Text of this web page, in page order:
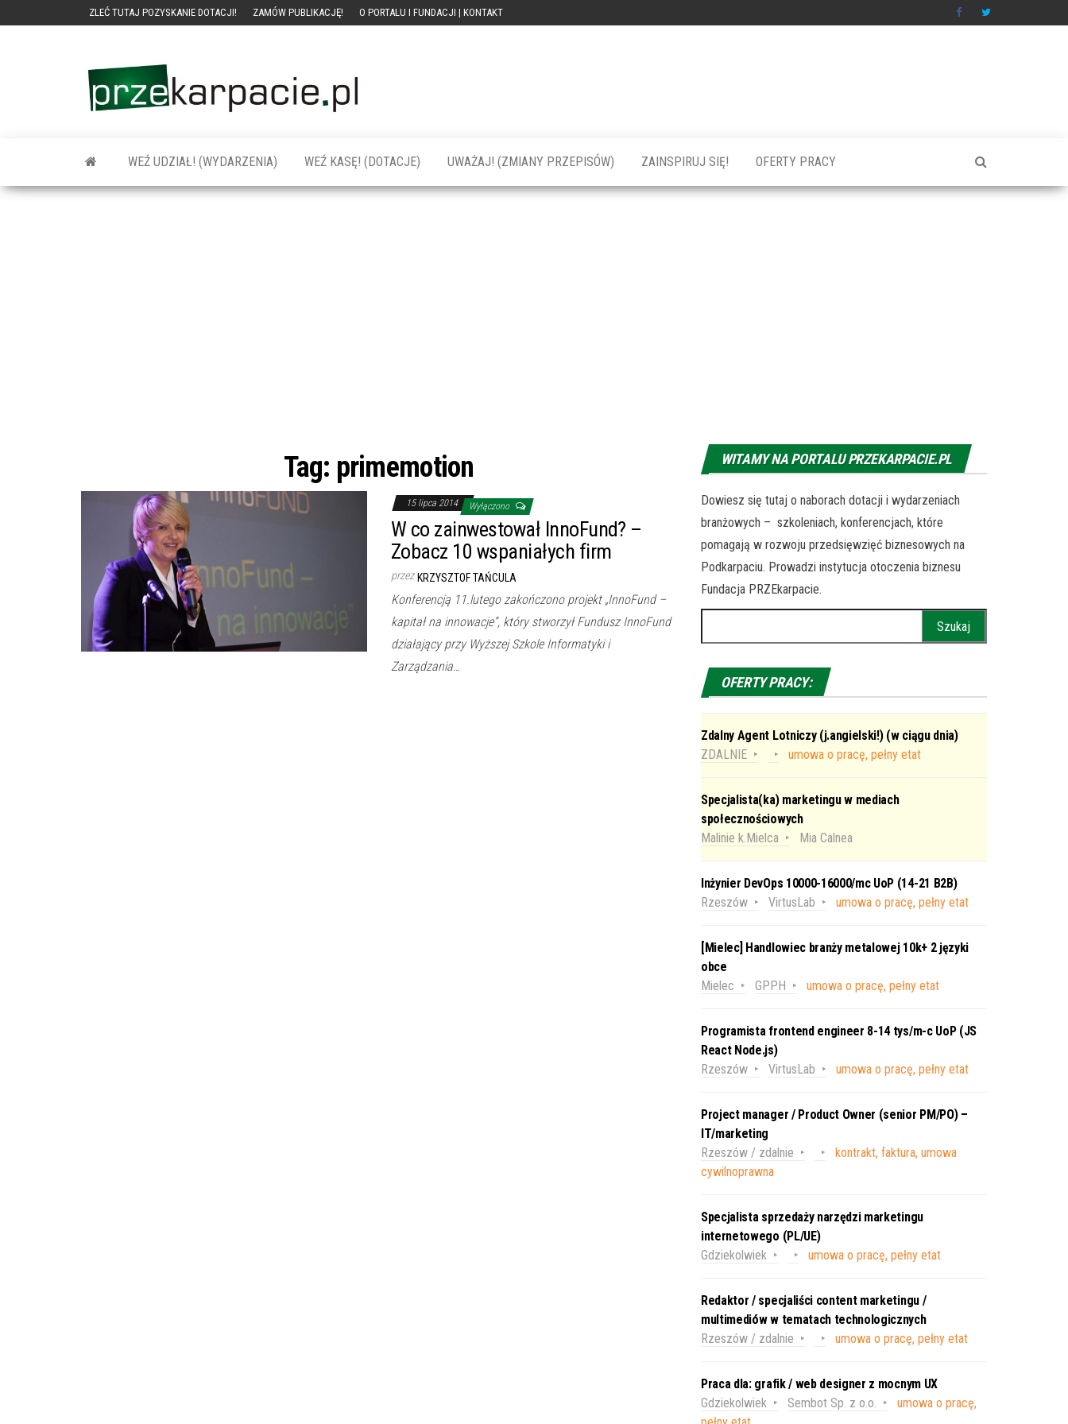
ZLEĆ TUTAJ POZYSKANIE DOTACJI! ZAMÓW PUBLIKACJĘ! O PORTALU I FUNDACJI | KONTAKT
szkolenia dla
firm
WEŹ UDZIAŁ! (WYDARZENIA) WEŹ KASĘ! (DOTACJE) UWAŻAJ! (ZMIANY PRZEPISÓW) ZAINSPIRUJ SIĘ! OFERTY PRACY
Tag: primemotion
15 lipca 2014 Wyłączono
W co zainwestował InnoFund? –
Zobacz 10 wspaniałych firm
przez KRZYSZTOF TAŃCULA
Konferencją 11.lutego zakończono projekt „InnoFund –
kapitał na innowacje”, który stworzył Fundusz InnoFund
działający przy Wyższej Szkole Informatyki i
Zarządzania…
WITAMY NA PORTALU PRZEKARPACIE.PL
Dowiesz się tutaj o naborach dotacji i wydarzeniach
branżowych – szkoleniach, konferencjach, które
pomagają w rozwoju przedsięwzięć biznesowych na
Podkarpaciu. Prowadzi instytucja otoczenia biznesu
Fundacja PRZEkarpacie.
OFERTY PRACY:
Zdalny Agent Lotniczy (j.angielski!) (w ciągu dnia)
ZDALNIE
umowa o pracę, pełny etat
Specjalista(ka) marketingu w mediach
społecznościowych
Malinie k.Mielca
Mia Calnea
Inżynier DevOps 10000-16000/mc UoP (14-21 B2B)
Rzeszów
VirtusLab umowa o pracę, pełny etat
[Mielec] Handlowiec branży metalowej 10k+ 2 języki
obce
Mielec
GPPH umowa o pracę, pełny etat
Programista frontend engineer 8-14 tys/m-c UoP (JS
React Node.js)
Rzeszów
VirtusLab umowa o pracę, pełny etat
Project manager / Product Owner (senior PM/PO) –
IT/marketing
Rzeszów / zdalnie
kontrakt, faktura, umowa
cywilnoprawna
Specjalista sprzedaży narzędzi marketingu
internetowego (PL/UE)
Gdziekolwiek
umowa o pracę, pełny etat
Redaktor / specjaliści content marketingu /
multimediów w tematach technologicznych
Rzeszów / zdalnie
umowa o pracę, pełny etat
Praca dla: grafik / web designer z mocnym UX
Gdziekolwiek
Sembot Sp. z o.o.
umowa o pracę,